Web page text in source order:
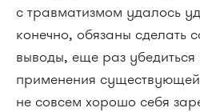
с травматизмом удалось
конечно, обязаны сделать
выводы, еще раз убедиться
применения
не совсем хорошо себя